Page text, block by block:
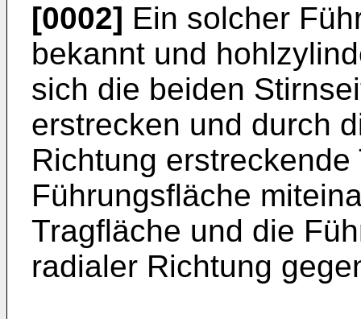
[0002] Ein solcher
bekannt und
sich die beiden
erstrecken und durch
Richtung
Führungsfläche
Tragfläche und die
radialer Richtung